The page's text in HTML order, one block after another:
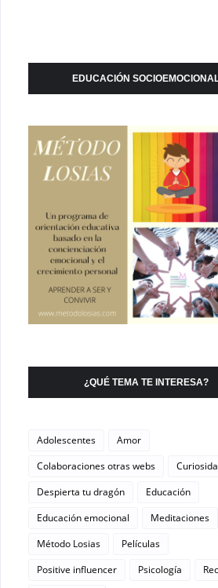
EDUCACIÓN
¿QUÉ TEMA TE INTERESA?
Adolescentes
Amor
Colaboraciones otras webs
Despierta tu dragón
Educación
Educación emocional
Meditaciones
Método Losias
Películas
Positive influencer
Psicología